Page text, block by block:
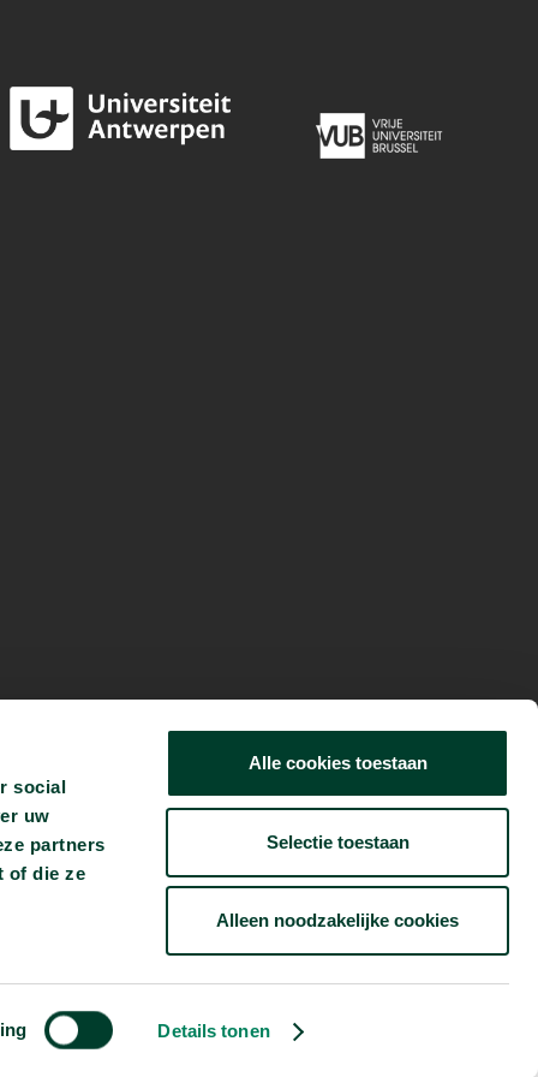
social
uw
partners
of die ze
Details tonen
Alle cookies toestaan
Selectie toestaan
Alleen noodzakelijke cookies